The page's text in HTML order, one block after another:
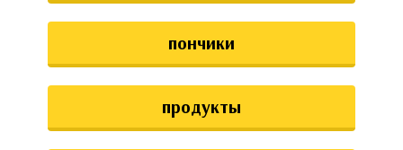
пончики
продукты